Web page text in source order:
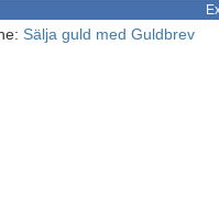
Sälja guld med Guldbrev